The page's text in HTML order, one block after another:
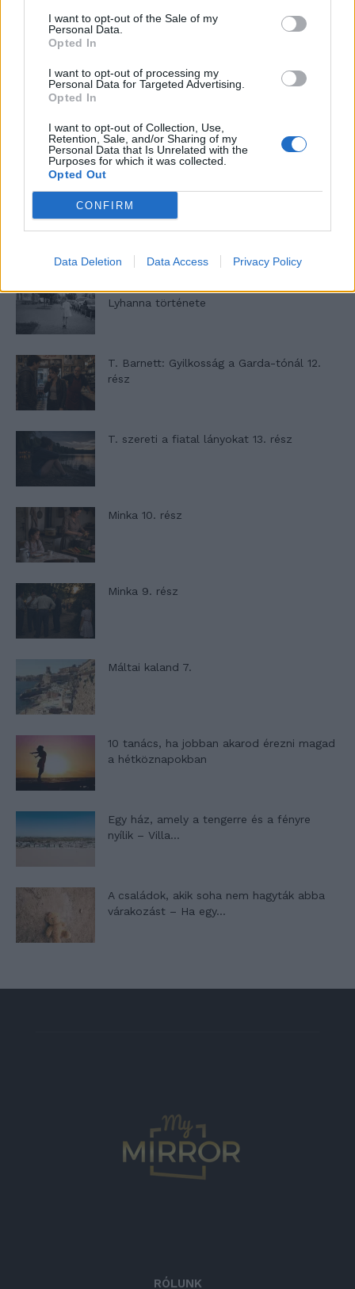
I want to opt-out of the Sale of my
Personal Data.
Opted In
I want to opt-out of processing my
Personal Data for Targeted Advertising.
Opted In
I want to opt-out of Collection, Use,
Retention, Sale, and/or Sharing of my
Personal Data that Is Unrelated with the
Purposes for which it was collected.
Opted Out
CONFIRM
Data Deletion Data Access Privacy Policy
Képtelenek vagyunk felnőni a felnőtt élet
kihívásaihoz?
Altatógázos rablások Olaszországban
Lyhanna története
T. Barnett: Gyilkosság a Garda-tónál 12.
rész
T. szereti a fiatal lányokat 13. rész
Minka 10. rész
Minka 9. rész
Máltai kaland 7.
10 tanács, ha jobban akarod érezni magad
a hétköznapokban
Egy ház, amely a tengerre és a fényre
nyílik – Villa...
A családok, akik soha nem hagyták abba
várakozást – Ha egy...
RÓLUNK